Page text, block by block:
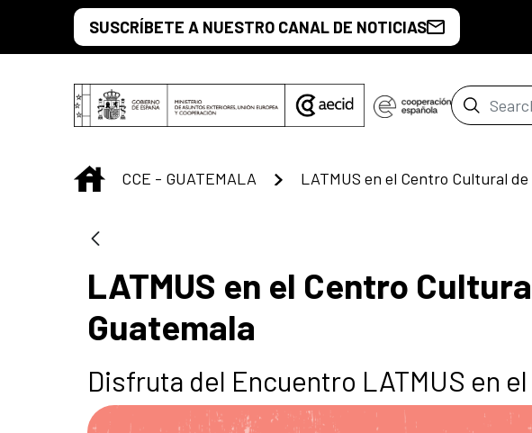
Skip to Main ContentSUSCRÍBETE A NUESTRO CANAL DE NOTICIAS
Search
INICIO
CCE - GUATEMALA
LATMUS en el Centro
Guatemala
Disfruta del Encuentro LATMUS en el